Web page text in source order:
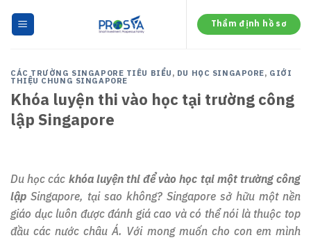
Thẩm định hồ sơ
CÁC TRƯỜNG SINGAPORE TIÊU BIỂU , DU HỌC SINGAPORE, GIỚI
THIỆU CHUNG SINGAPORE
Khóa luyện thi vào học tại trường công
lập Singapore
Du học các khóa luyện thi để vào học tại một trường công
lập Singapore, tại sao không? Singapore sở hữu một nền
giáo dục luôn được đánh giá cao và có thể nói là thuộc top
đầu các nước châu Á. Với mong muốn cho con em mình